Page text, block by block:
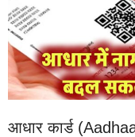
आधार कार्ड